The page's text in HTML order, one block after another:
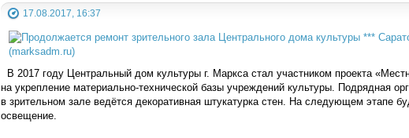
17.08.2017, 16:37
В 2017 году Центральный дом культуры г. Маркса стал участником проекта
на укрепление материально-технической базы учреждений культуры. Подрядная
в зрительном зале ведётся декоративная штукатурка стен. На следующем этапе
освещение.